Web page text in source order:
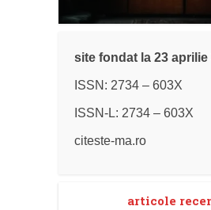
site fondat la 23 aprilie
ISSN: 2734 – 603X
ISSN-L: 2734 – 603X
citeste-ma.ro
articole